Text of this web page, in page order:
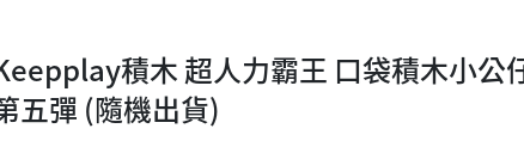
積木 超人力霸王 口袋積木小公
五彈 (隨機出貨)